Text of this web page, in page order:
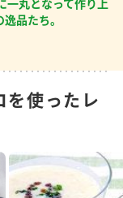
一丸となって作り上
品たち。
を使ったレ